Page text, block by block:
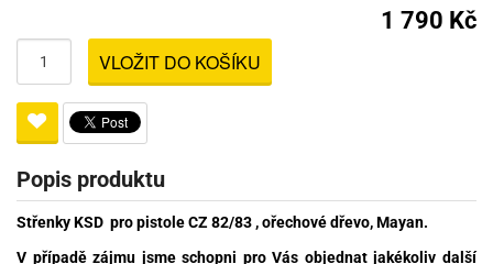
1 790 Kč
VLOŽIT DO KOŠÍKU
Popis produktu
Střenky KSD pro pistole CZ 82/83 , ořechové dřevo, Mayan.
V případě zájmu jsme schopni pro Vás objednat jakékoliv další